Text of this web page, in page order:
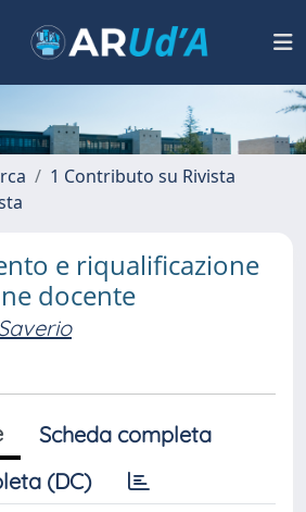
1 Contributo su Rivista
e riqualificazione
docente
Scheda completa
(DC)